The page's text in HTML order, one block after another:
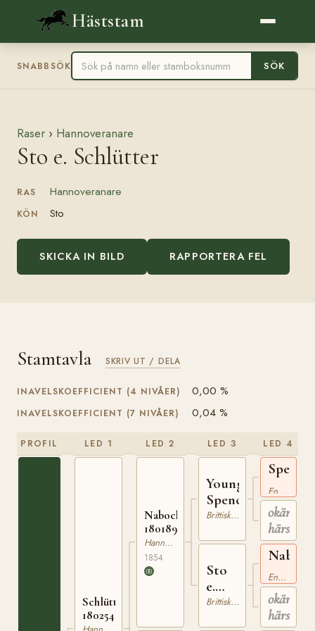
Häststam
SNABBSÖK SÖK
Raser › Hannoveranare
Sto e. Schlütter
RAS Hannoveranare
KÖN Sto
SKICKA IN BILD RAPPORTERA FEL
Stamtavla SKRIV UT / DELA
INAVELSKOEFFICIENT (4 NIVÅER) 0,00 %
INAVELSKOEFFICIENT (7 NIVÅER) 0,04 %
PROFIL LED 1
Schlütter
180254867
LED 2
Nabocklish
180189554
Hannoveranare
1854
LED 3
Young
Spencer
Brittiskt Varmblod
Sto
e.
Nabocklish
Brittiskt Varmblod
LED 4
Spencer
xx
okänd
xxEngelskt Fullblod
okänd